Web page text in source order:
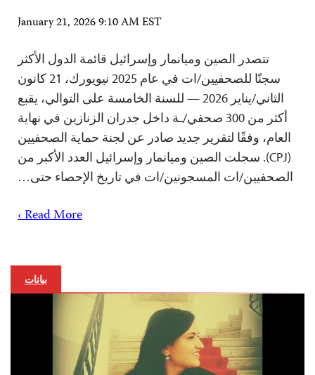
January 21, 2026 9:10 AM EST
تتصدر الصين وميانمار وإسرائيل قائمة الدول الأكثر
سجنًا للصحفيين/ات في عام 2025 نيويورك، 21 كانون
الثاني/يناير 2026 — للسنة الخامسة على التوالي، يقبع
أكثر من 300 صحفي/ـة داخل جدران الزنازين في نهاية
العام، وفقًا لتقرير جديد صادر عن لجنة حماية الصحفيين
(CPJ). سجلت الصين وميانمار وإسرائيل العدد الأكبر من
الصحفيين/ات المسجونين/ات في تاريخ الإحصاء حتى…
Read More ›
بيانات